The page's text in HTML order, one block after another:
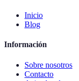
Inicio
Blog
Información
Sobre nosotros
Contacto